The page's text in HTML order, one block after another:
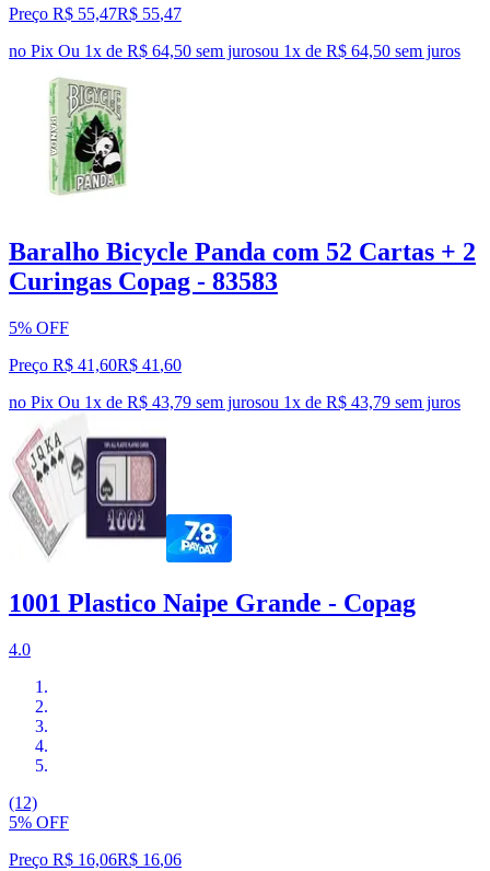
Preço R$ 55,47R$ 55,47
no Pix Ou 1x de R$ 64,50 sem jurosou 1x de R$ 64,50 sem juros
Baralho Bicycle Panda com 52 Cartas + 2
Curingas Copag - 83583
5% OFF
Preço R$ 41,60R$ 41 ,60
no Pix Ou 1x de R$ 43,79 sem jurosou 1x de R$ 43,79 sem juros
1001 Plastico Naipe Grande - Copag
4.0
(12)
5% OFF
Preço R$ 16,06R$ 16,06